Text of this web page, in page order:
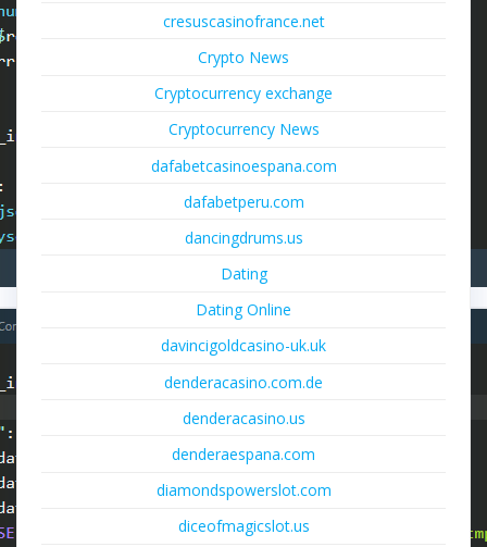
cresuscasinofrance.net
Crypto News
Cryptocurrency exchange
Cryptocurrency News
dafabetcasinoespana.com
dafabetperu.com
dancingdrums.us
Dating
Dating Online
davincigoldcasino-uk.uk
denderacasino.com.de
denderacasino.us
denderaespana.com
diamondspowerslot.com
diceofmagicslot.us